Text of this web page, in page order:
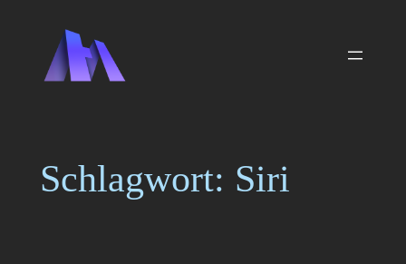
springen
Schlagwort: Siri